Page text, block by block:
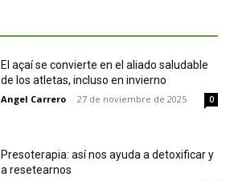
El açaí se convierte en el aliado saludable
de los atletas, incluso en invierno
Angel Carrero - 27 de noviembre de 2025 0
Presoterapia: así nos ayuda a detoxificar y
a resetearnos